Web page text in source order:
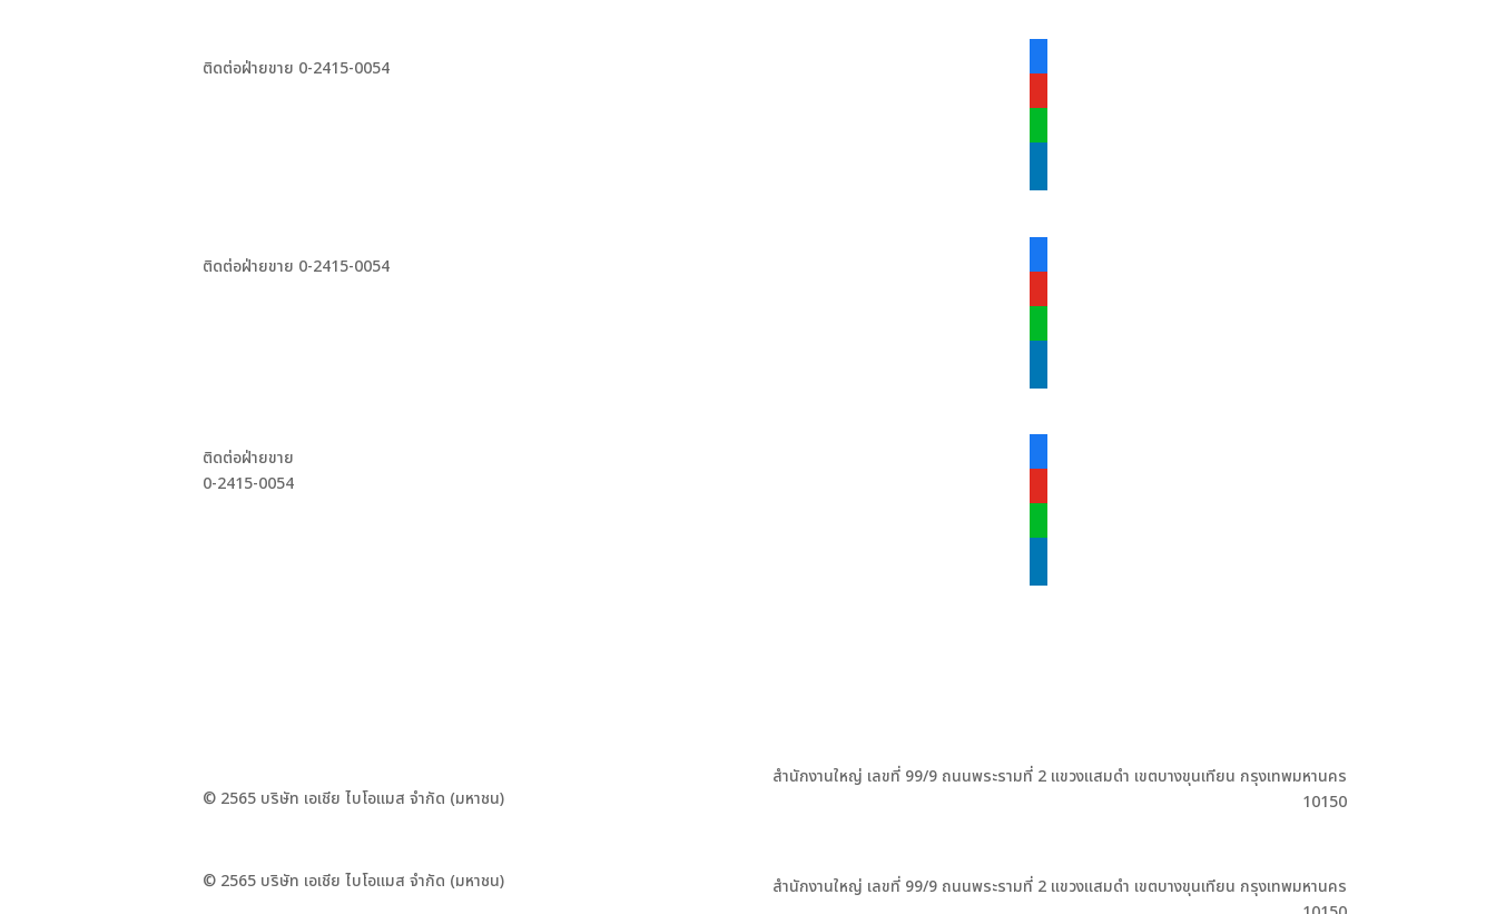
ติดต่อฝ่ายขาย 0-2415-0054
ติดต่อฝ่ายขาย 0-2415-0054
ติดต่อฝ่ายขาย
0-2415-0054
© 2565 บริษัท เอเชีย ไบโอแมส จำกัด (มหาชน)
สำนักงานใหญ่ เลขที่ 99/9 ถนนพระรามที่ 2 แขวงแสมดำ เขตบางขุนเทียน กรุงเทพมหานคร
10150
© 2565 บริษัท เอเชีย ไบโอแมส จำกัด (มหาชน)
สำนักงานใหญ่ เลขที่ 99/9 ถนนพระรามที่ 2 แขวงแสมดำ เขตบางขุนเทียน กรุงเทพมหานคร